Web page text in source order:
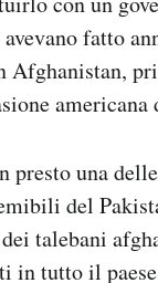
avevano fatto
Afghanistan,
americana
presto una
del
talebani
in tutto il